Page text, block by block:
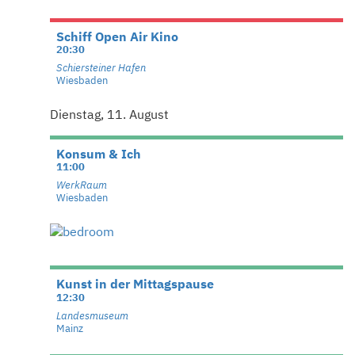
Schiff Open Air Kino
20:30
Schiersteiner Hafen
Wiesbaden
Dienstag, 11. August
Konsum & Ich
11:00
WerkRaum
Wiesbaden
Kunst in der Mittagspause
12:30
Landesmuseum
Mainz